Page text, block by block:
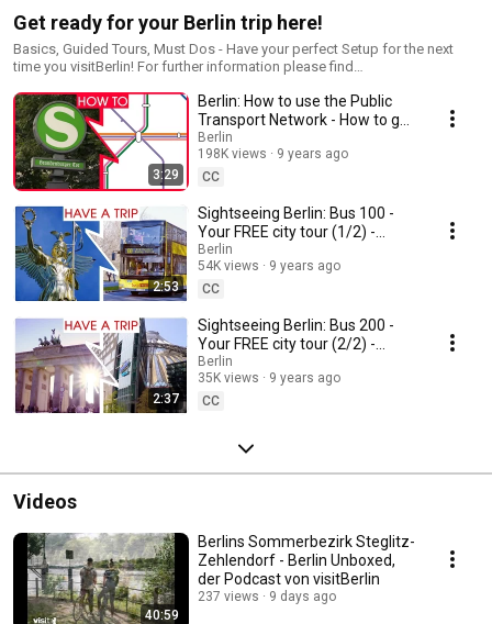
Get ready for your Berlin trip here!
Basics, Guided Tours, Must Dos - Have your perfect Setup for the next
time you visitBerlin! For further information please find
3:29
Berlin: How to use the Public
Transport Network - How to get
around? - visitBerlin
Berlin
198K views
9 years ago
CC
2:53
Sightseeing Berlin: Bus 100 -
Your FREE city tour (1/2) -
visitBerlin
Berlin
54K views
9 years ago
CC
2:37
Sightseeing Berlin: Bus 200 -
Your FREE city tour (2/2) -
visitBerlin
Berlin
35K views
9 years ago
CC
Videos
40:59
Berlins Sommerbezirk Steglitz-
Zehlendorf - Berlin Unboxed,
der Podcast von visitBerlin
237 views 9 days ago